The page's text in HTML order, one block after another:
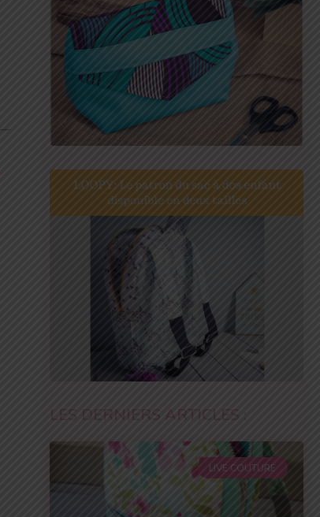
LES DERNIERS ARTICLES :
LIVE COUTURE